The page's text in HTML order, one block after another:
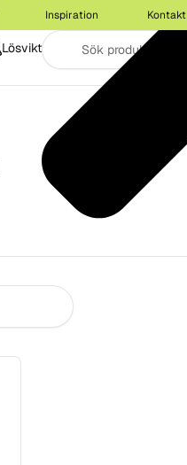
Inspiration Kontakt
Lösvikt